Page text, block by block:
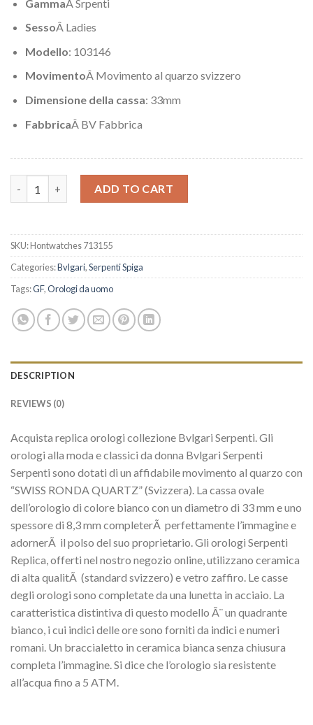
GammaÂ Srpenti
SessoÂ Ladies
Modello: 103146
MovimentoÂ Movimento al quarzo svizzero
Dimensione della cassa: 33mm
FabbricaÂ BV Fabbrica
ADD TO CART
SKU:Hontwatches 713155
Categories:Bvlgari,Serpenti Spiga
Tags:GF,Orologi da uomo
DESCRIPTION
REVIEWS (0)
Acquista replica orologi collezione Bvlgari Serpenti. Gli
orologi alla moda e classici da donna Bvlgari Serpenti
Serpenti sono dotati di un affidabile movimento al quarzo con
“SWISS RONDA QUARTZ” (Svizzera). La cassa ovale
dell’orologio di colore bianco con un diametro di 33 mm e uno
spessore di 8,3 mm completerÃ perfettamente l’immagine e
adornerÃ il polso del suo proprietario. Gli orologi Serpenti
Replica, offerti nel nostro negozio online, utilizzano ceramica
di alta qualitÃ (standard svizzero) e vetro zaffiro. Le casse
degli orologi sono completate da una lunetta in acciaio. La
caratteristica distintiva di questo modello Ã¨ un quadrante
bianco, i cui indici delle ore sono forniti da indici e numeri
romani. Un braccialetto in ceramica bianca senza chiusura
completa l’immagine. Si dice che l’orologio sia resistente
all’acqua fino a 5 ATM.